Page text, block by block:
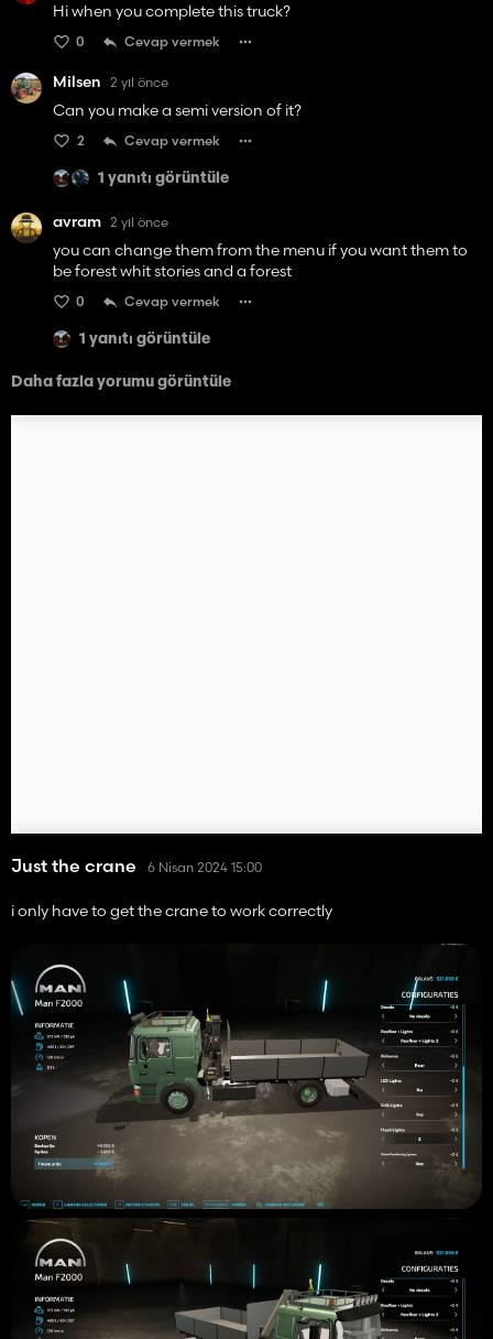
Hi when you complete this truck?
0 Cevap vermek
Milsen 2 yıl önce
Can you make a semi version of it?
2 Cevap vermek
1 yanıtı görüntüle
avram 2 yıl önce
you can change them from the menu if you want them to
be forest whit stories and a forest
0 Cevap vermek
1 yanıtı görüntüle
Daha fazla yorumu görüntüle
Just the crane 6 Nisan 2024 15:00
i only have to get the crane to work correctly